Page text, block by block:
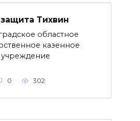
Тихвин
областное
казенное
учреждение
0 302